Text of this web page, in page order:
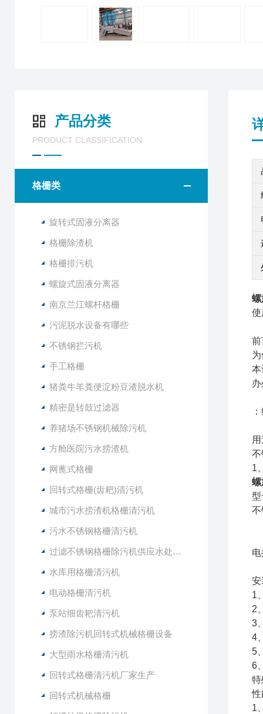
产品分类
PRODUCT CLASSIFICATION
格栅类
旋转式固液分离器
格栅除渣机
格栅排污机
螺旋式固液分离器
南京兰江螺杆格栅
污泥脱水设备有哪些
不锈钢拦污机
手工格栅
猪粪牛羊粪便淀粉豆渣脱水机
精密是转鼓过滤器
养猪场不锈钢机械除污机
方舱医院污水捞渣机
网蓖式格栅
回转式格栅(齿耙)清污机
城市污水捞渣机格栅清污机
污水不锈钢格栅清污机
过滤不锈钢格栅除污机供应水处理设备
水库用格栅清污机
电动格栅清污机
泵站细齿耙清污机
捞渣除污机回转式机械格栅设备
大型雨水格栅清污机
回转式格栅清污机厂家生产
回转式机械格栅
螺
使
前
本
不
1
螺
型
不
安
1
2
3
4
5
6
特
性
1